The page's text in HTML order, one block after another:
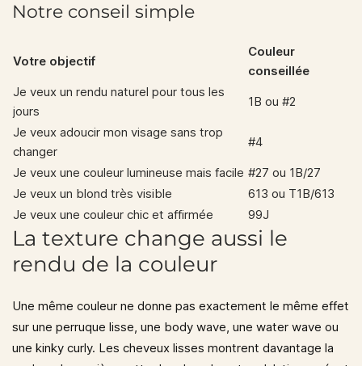
Notre conseil simple
Votre objectif
Couleur
conseillée
Je veux un rendu naturel pour tous les
jours
1B ou #2
Je veux adoucir mon visage sans trop
changer
#4
Je veux une couleur lumineuse mais facile #27 ou 1B/27
Je veux un blond très visible
613 ou T1B/613
Je veux une couleur chic et affirmée
99J
La texture change aussi le
rendu de la couleur
Une même couleur ne donne pas exactement le même effet
sur une perruque lisse, une body wave, une water wave ou
une kinky curly. Les cheveux lisses montrent davantage la